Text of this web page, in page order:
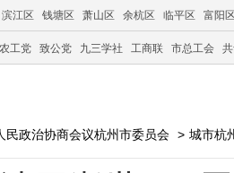
滨江区 钱塘区 萧山区 余杭区 临平区 富阳
农工党 致公党 九三学社 工商联 市总工会
民政治协商会议杭州市委员会 > 城市杭